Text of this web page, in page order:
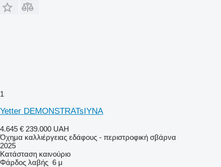
1
Yetter DEMONSTRATsIYNA
4.645 € 239.000 UAH
Όχημα καλλιέργειας εδάφους - περιστροφική σβάρνα
2025
Κατάσταση καινούριο
Φάρδος λαβής 6 μ